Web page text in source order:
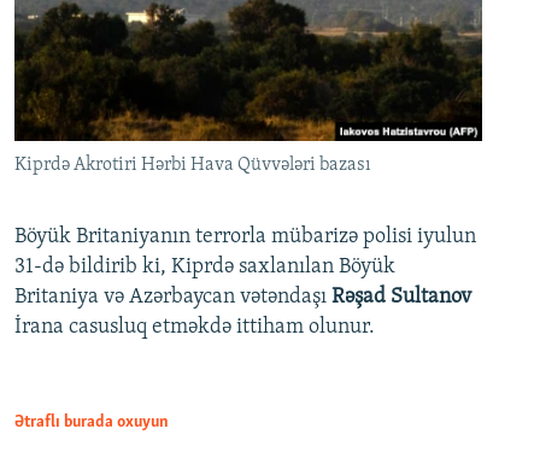
Kiprdə Akrotiri Hərbi Hava Qüvvələri bazası
Böyük Britaniyanın terrorla mübarizə polisi iyulun
31-də bildirib ki, Kiprdə saxlanılan Böyük
Britaniya və Azərbaycan vətəndaşı Rəşad Sultanov
İrana casusluq etməkdə ittiham olunur.
Ətraflı burada oxuyun